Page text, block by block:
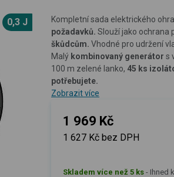
0,3 J
Kompletní sada elektrického
požadavků. Slouží jako ochrana
škůdcům. Vhodné pro udržení
Malý kombinovaný generátor s
100 m zelené lanko, 45 ks
potřebujete.
Zobrazit více
1 969 Kč
1 627 Kč bez DPH
Skladem více než 5 ks - Ihned